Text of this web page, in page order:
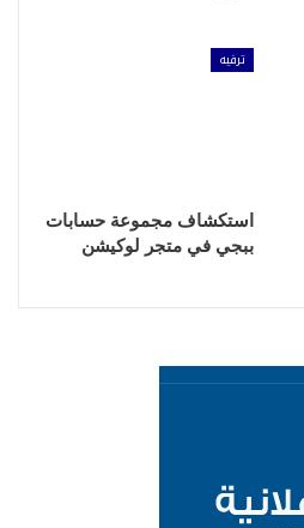
ترفيه
استكشاف مجموعة حسابات
ببجي في متجر لوكيشن